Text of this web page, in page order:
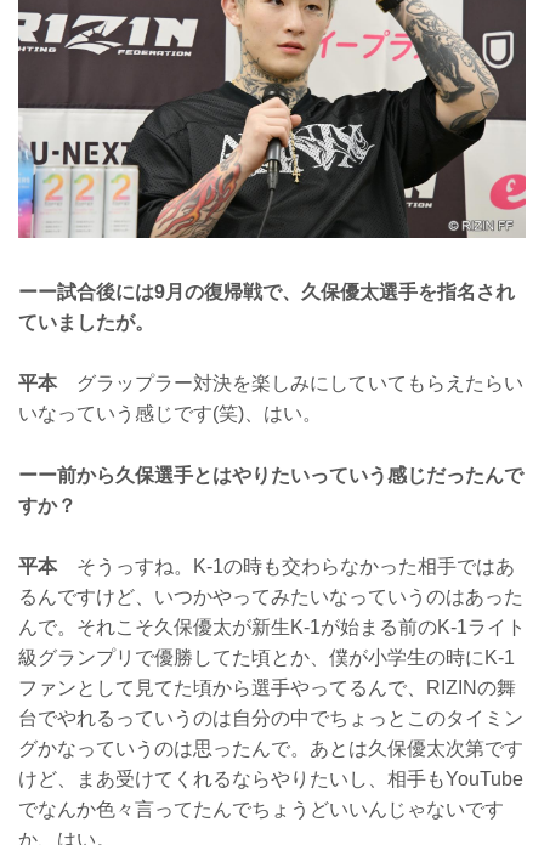
ーー試合後には9月の復帰戦で、久保優太選手を指名され
ていましたが。
平本グラップラー対決を楽しみにしていてもらえたらい
いなっていう感じです(笑)、はい。
ーー前から久保選手とはやりたいっていう感じだったんで
すか？
平本そうっすね。K-1の時も交わらなかった相手ではあ
るんですけど、いつかやってみたいなっていうのはあった
んで。それこそ久保優太が新生K-1が始まる前のK-1ライト
級グランプリで優勝してた頃とか、僕が小学生の時にK-1
ファンとして見てた頃から選手やってるんで、RIZINの舞
台でやれるっていうのは自分の中でちょっとこのタイミン
グかなっていうのは思ったんで。あとは久保優太次第です
けど、まあ受けてくれるならやりたいし、相手もYouTube
でなんか色々言ってたんでちょうどいいんじゃないです
か、はい。